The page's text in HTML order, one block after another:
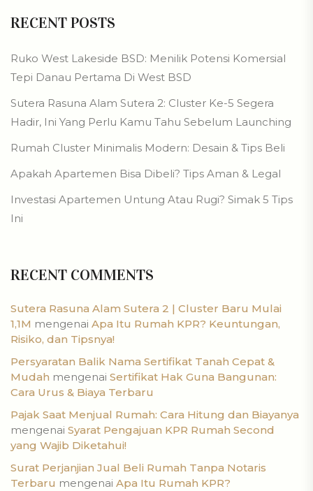
RECENT POSTS
Ruko West Lakeside BSD: Menilik Potensi Komersial
Tepi Danau Pertama Di West BSD
Sutera Rasuna Alam Sutera 2: Cluster Ke-5 Segera
Hadir, Ini Yang Perlu Kamu Tahu Sebelum Launching
Rumah Cluster Minimalis Modern: Desain & Tips Beli
Apakah Apartemen Bisa Dibeli? Tips Aman & Legal
Investasi Apartemen Untung Atau Rugi? Simak 5 Tips
Ini
RECENT COMMENTS
Sutera Rasuna Alam Sutera 2 | Cluster Baru Mulai
1,1M mengenai Apa Itu Rumah KPR? Keuntungan,
Risiko, dan Tipsnya!
Persyaratan Balik Nama Sertifikat Tanah Cepat &
Mudah mengenai Sertifikat Hak Guna Bangunan:
Cara Urus & Biaya Terbaru
Pajak Saat Menjual Rumah: Cara Hitung dan Biayanya
mengenai Syarat Pengajuan KPR Rumah Second
yang Wajib Diketahui!
Surat Perjanjian Jual Beli Rumah Tanpa Notaris
Terbaru mengenai Apa Itu Rumah KPR?